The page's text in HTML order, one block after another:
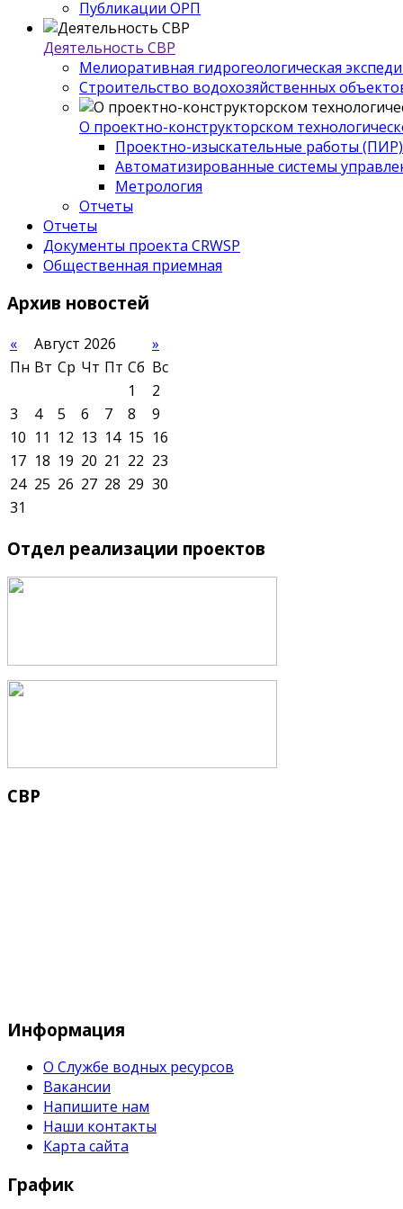
Публикации ОРП
Деятельность СВР
Мелиоративная гидрогеологическая
Строительство водохозяйственных
О проектно-конструкторском
Проектно-изыскательные работы (ПИР)
Автоматизированные системы
Метрология
Отчеты
Отчеты
Документы проекта CRWSP
Общественная приемная
Архив новостей
« Август 2026
»
Пн Вт Ср Чт Пт Сб Вс
1
2
3
4 5 6 7 8
9
10 11 12 13 14 15 16
17 18 19 20 21 22 23
24 25 26 27 28 29 30
31
Отдел реализации проектов
СВР
Информация
О Службе водных ресурсов
Вакансии
Напишите нам
Наши контакты
Карта сайта
График